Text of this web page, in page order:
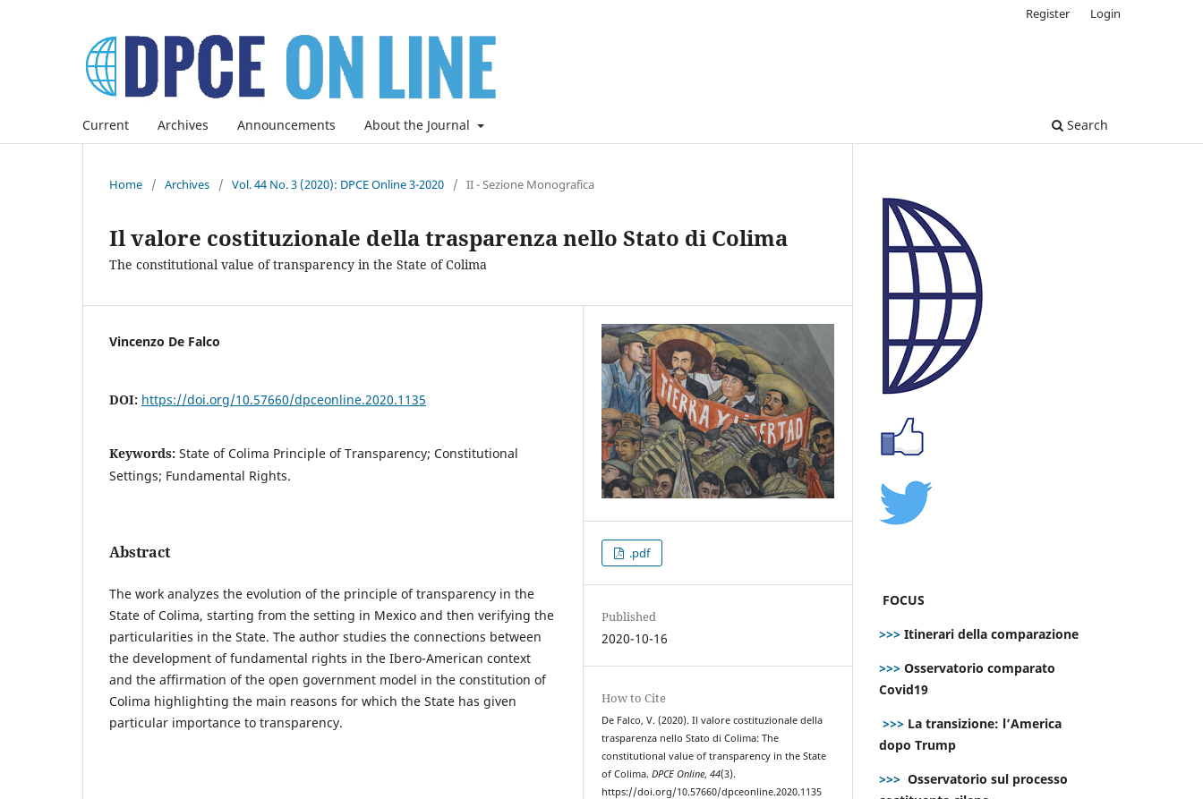
Current Archives Announcements About the Journal Search
Register Login
Home / Archives / Vol. 44 No. 3 (2020): DPCE Online 3-2020 / II - Sezione Monografica
Il valore costituzionale della trasparenza nello Stato di Colima
The constitutional value of transparency in the State of Colima
Vincenzo De Falco
DOI: https://doi.org/10.57660/dpceonline.2020.1135
Keywords: State of Colima Principle of Transparency; Constitutional
Settings; Fundamental Rights.
Abstract
The work analyzes the evolution of the principle of transparency in the
State of Colima, starting from the setting in Mexico and then verifying the
particularities in the State. The author studies the connections between
the development of fundamental rights in the Ibero-American context
and the affirmation of the open government model in the constitution of
Colima highlighting the main reasons for which the State has given
particular importance to transparency.
.pdf
Published
2020-10-16
How to Cite
De Falco, V. (2020). Il valore costituzionale della
trasparenza nello Stato di Colima: The
constitutional value of transparency in the State
of Colima.DPCE Online,44(3).
https://doi.org/10.57660/dpceonline.2020.1135
FOCUS
>>> Itinerari della comparazione
>>> Osservatorio comparato
Covid19
>>> La transizione: l’America
dopo Trump
>>> Osservatorio sul processo